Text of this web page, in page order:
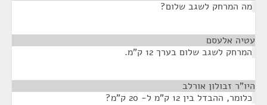
מה המרחק לשגב שלום?
עטיה אלעסם
המרחק לשגב שלום בערך 12 ק"מ.
היו"ר זבולון אורלב
כלומר, ההבדל בין 12 ק"מ ל- 20 ק"מ?